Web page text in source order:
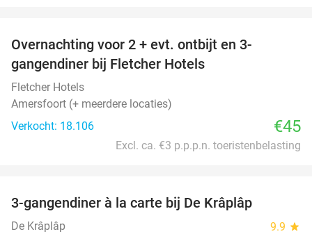
Overnachting voor 2 + evt. ontbijt en 3-
gangendiner bij Fletcher Hotels
Fletcher Hotels
Amersfoort (+ meerdere locaties)
Verkocht: 18.106
€45
Excl. ca. €3 p.p.p.n. toeristenbelasting
3-gangendiner à la carte bij De Krâplâp
De Krâplâp 9.9 star